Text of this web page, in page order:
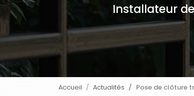
Installateur
Accueil Actualités Pose de clôture